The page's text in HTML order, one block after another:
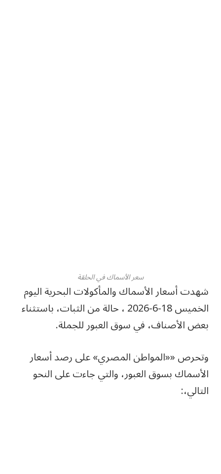
سعر الأسماك في الحلقة
شهدت أسعار الأسماك والمأكولات البحرية اليوم
الخميس 18-6-2026 ، حالة من الثبات، باستثناء
بعض الأصناف، في سوق العبور للجملة.
وتحرص ««المواطن المصري» على رصد أسعار
الأسماك بسوق العبور، والتي جاءت على النحو
التالي،: